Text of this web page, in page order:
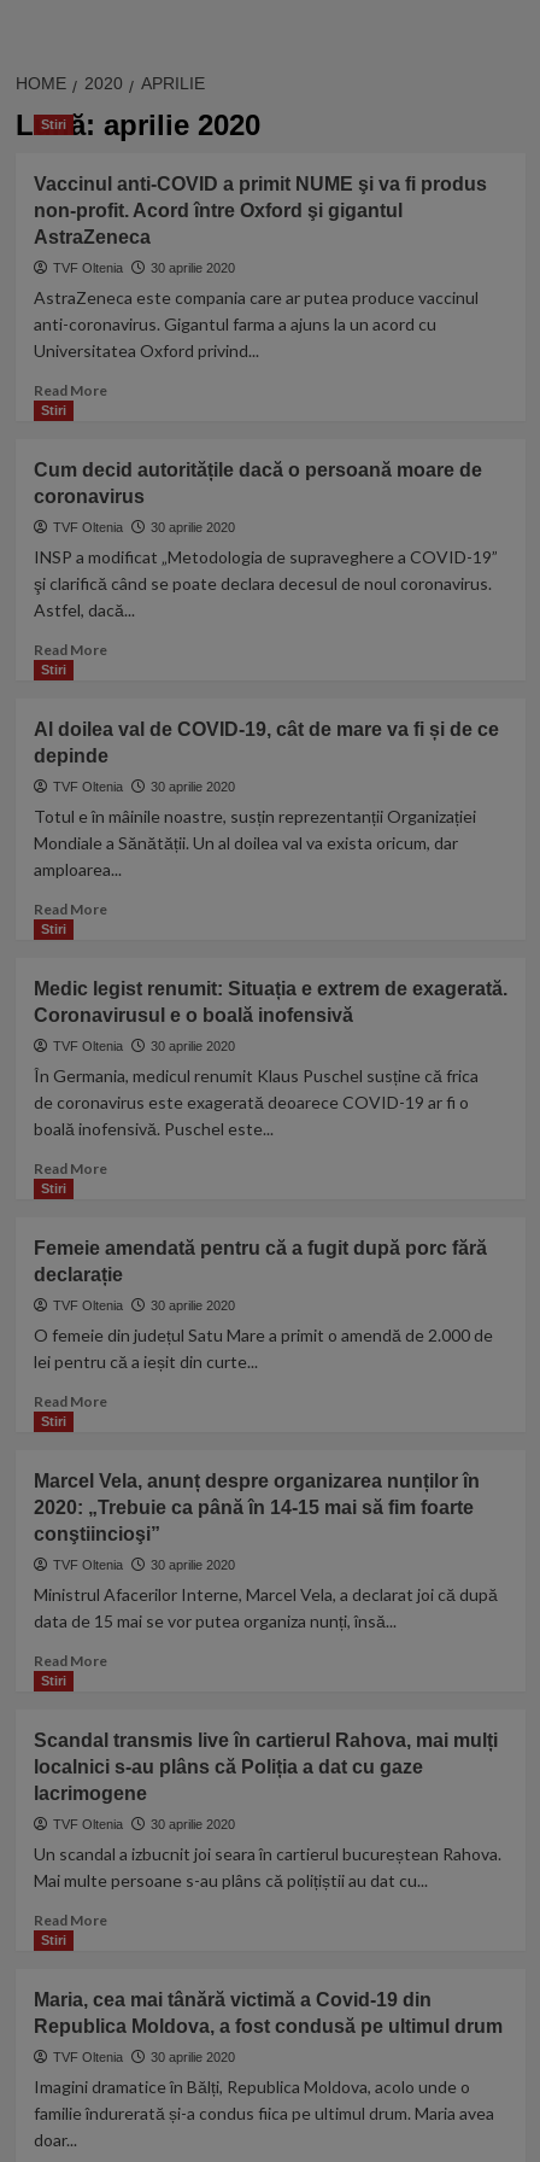
HOME 2020 APRILIE
Lună: aprilie 2020
Stiri
Vaccinul anti-COVID a primit NUME şi va fi produs
non-profit. Acord între Oxford şi gigantul
AstraZeneca
TVF Oltenia 30 aprilie 2020
AstraZeneca este compania care ar putea produce vaccinul
anti-coronavirus. Gigantul farma a ajuns la un acord cu
Universitatea Oxford privind...
Read MoreRead
anti-
COVID
a
primit
şi
va
Acord
între
Oxford
gigantul
AstraZeneca
Stiri
Cum decid autoritățile dacă o persoană moare de
coronavirus
TVF Oltenia 30 aprilie 2020
INSP a modificat „Metodologia de supraveghere a COVID-19”
şi clarifică când se poate declara decesul de noul coronavirus.
Astfel, dacă...
Read MoreRead
decid
autoritățile
dacă
moare
de
Stiri
Al doilea val de COVID-19, cât de mare va fi și de ce
depinde
TVF Oltenia 30 aprilie 2020
Totul e în mâinile noastre, susțin reprezentanții Organizației
Mondiale a Sănătății. Un al doilea val va exista oricum, dar
amploarea...
Read MoreRead
doilea
val
de
COVID-
19,
cât
de
de
ce
depinde
Stiri
Medic legist renumit: Situația e extrem de exagerată.
Coronavirusul e o boală inofensivă
TVF Oltenia 30 aprilie 2020
În Germania, medicul renumit Klaus Puschel susține că frica
de coronavirus este exagerată deoarece COVID-19 ar fi o
boală inofensivă. Puschel este...
Read MoreRead
legist
renumit:
Situația
extrem
de
boală
inofensivă
Stiri
Femeie amendată pentru că a fugit după porc fără
declarație
TVF Oltenia 30 aprilie 2020
O femeie din județul Satu Mare a primit o amendă de 2.000 de
lei pentru că a ieșit din curte...
Read MoreRead
amendată
pentru
că
a
după
porc
Stiri
Marcel Vela, anunț despre organizarea nunților în
2020: „Trebuie ca până în 14-15 mai să fim foarte
conştiincioşi”
TVF Oltenia 30 aprilie 2020
Ministrul Afacerilor Interne, Marcel Vela, a declarat joi că după
data de 15 mai se vor putea organiza nunți, însă...
Read MoreRead
Vela,
anunț
despre
organizarea
în
2020:
15
mai
foarte
conştiincioşi”
Stiri
Scandal transmis live în cartierul Rahova, mai mulți
localnici s-au plâns că Poliția a dat cu gaze
lacrimogene
TVF Oltenia 30 aprilie 2020
Un scandal a izbucnit joi seara în cartierul bucureștean Rahova.
Mai multe persoane s-au plâns că polițiștii au dat cu...
Read MoreRead
transmis
live
în
cartierul
mai
Stiri
Maria, cea mai tânără victimă a Covid-19 din
Republica Moldova, a fost condusă pe ultimul drum
TVF Oltenia 30 aprilie 2020
Imagini dramatice în Bălți, Republica Moldova, acolo unde o
familie îndurerată și-a condus fiica pe ultimul drum. Maria avea
doar...